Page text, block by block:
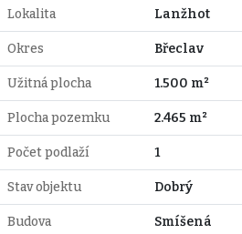
Lokalita Lanžhot
Okres Břeclav
Užitná plocha 1.500 m²
Plocha pozemku 2.465 m²
Počet podlaží 1
Stav objektu Dobrý
Budova Smíšená